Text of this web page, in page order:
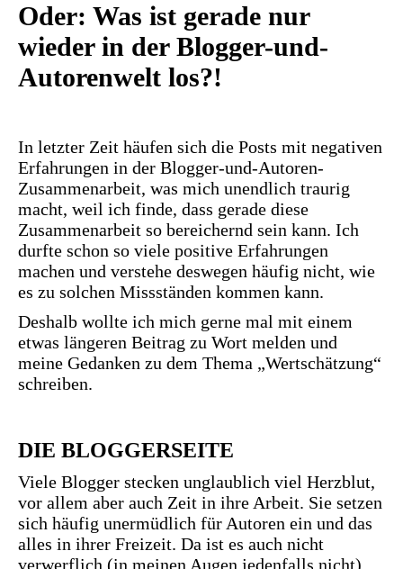
Oder: Was ist gerade nur
wieder in der Blogger-und-
Autorenwelt los?!
In letzter Zeit häufen sich die Posts mit negativen
Erfahrungen in der Blogger-und-Autoren-
Zusammenarbeit, was mich unendlich traurig
macht, weil ich finde, dass gerade diese
Zusammenarbeit so bereichernd sein kann. Ich
durfte schon so viele positive Erfahrungen
machen und verstehe deswegen häufig nicht, wie
es zu solchen Missständen kommen kann.
Deshalb wollte ich mich gerne mal mit einem
etwas längeren Beitrag zu Wort melden und
meine Gedanken zu dem Thema „Wertschätzung“
schreiben.
DIE BLOGGERSEITE
Viele Blogger stecken unglaublich viel Herzblut,
vor allem aber auch Zeit in ihre Arbeit. Sie setzen
sich häufig unermüdlich für Autoren ein und das
alles in ihrer Freizeit. Da ist es auch nicht
verwerflich (in meinen Augen jedenfalls nicht),